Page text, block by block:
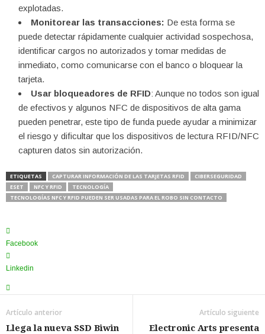
explotadas.
Monitorear las transacciones: De esta forma se
puede detectar rápidamente cualquier actividad sospechosa,
identificar cargos no autorizados y tomar medidas de
inmediato, como comunicarse con el banco o bloquear la
tarjeta.
Usar bloqueadores de RFID: Aunque no todos son igual
de efectivos y algunos NFC de dispositivos de alta gama
pueden penetrar, este tipo de funda puede ayudar a minimizar
el riesgo y dificultar que los dispositivos de lectura RFID/NFC
capturen datos sin autorización.
ETIQUETAS CAPTURAR INFORMACIÓN DE LAS TARJETAS RFID
CIBERSEGURIDAD
ESET
NFC Y RFID
TECNOLOGÍA
TECNOLOGÍAS NFC Y RFID PUEDEN SER USADAS PARA EL ROBO SIN CONTACTO
Facebook
Linkedin
Artículo anterior
Llega la nueva SSD Biwin
Artículo siguiente
Electronic Arts presenta